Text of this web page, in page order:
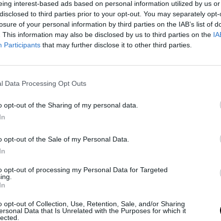
interest-based ads based on personal information utilized by us
to third parties prior to your opt-out. You may separately
of your personal information by third parties on the IAB’s list of
This information may also be disclosed by us to third parties on the
Participants that may further disclose it to other third parties.
Data Processing Opt Outs
opt-out of the Sharing of my personal data.
opt-out of the Sale of my Personal Data.
opt-out of processing my Personal Data for Targeted
opt-out of Collection, Use, Retention, Sale, and/or Sharing
Data that Is Unrelated with the Purposes for which it
mientras los jóvenes cuerpos de español y el
se iba debilitando a pasos agigantados con el
por hacerse con el partido.
"reconstruir"
títulos en 2026
que cambiar de manera urgente es su físico,